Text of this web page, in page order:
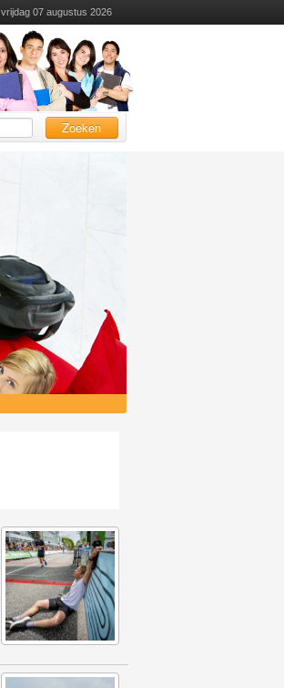
vrijdag 07 augustus 2026
Zoeken